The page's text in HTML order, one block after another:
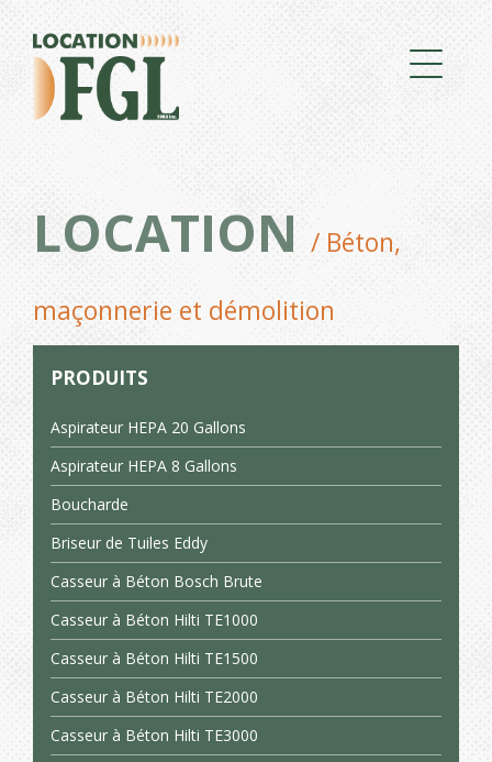
LOCATION / Béton,
maçonnerie et démolition
PRODUITS
Aspirateur HEPA 20 Gallons
Aspirateur HEPA 8 Gallons
Boucharde
Briseur de Tuiles Eddy
Casseur à Béton Bosch Brute
Casseur à Béton Hilti TE1000
Casseur à Béton Hilti TE1500
Casseur à Béton Hilti TE2000
Casseur à Béton Hilti TE3000